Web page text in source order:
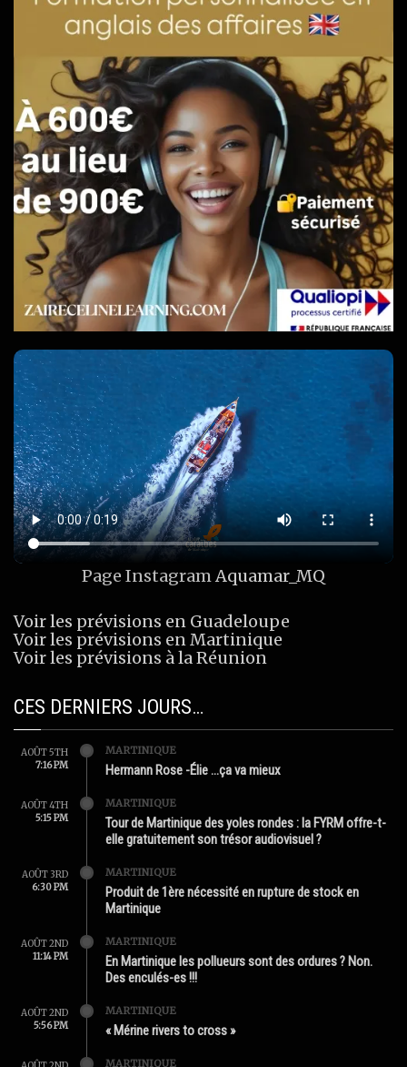
Page InstagramAquamar_MQ
Voir les prévisions en Guadeloupe
Voir les prévisions en Martinique
Voir les prévisions à la Réunion
CES DERNIERS JOURS…
AOÛT 5TH
7:16 PM
MARTINIQUE
Hermann Rose -Élie …ça va mieux
AOÛT 4TH
5:15 PM
MARTINIQUE
Tour de Martinique des yoles rondes : la FYRM offre-t-
elle gratuitement son trésor audiovisuel ?
AOÛT 3RD
6:30 PM
MARTINIQUE
Produit de 1ère nécessité en rupture de stock en
Martinique
AOÛT 2ND
11:14 PM
MARTINIQUE
En Martinique les pollueurs sont des ordures ? Non.
Des enculés-es !!!
AOÛT 2ND
5:56 PM
MARTINIQUE
« Mérine rivers to cross »
MARTINIQUE